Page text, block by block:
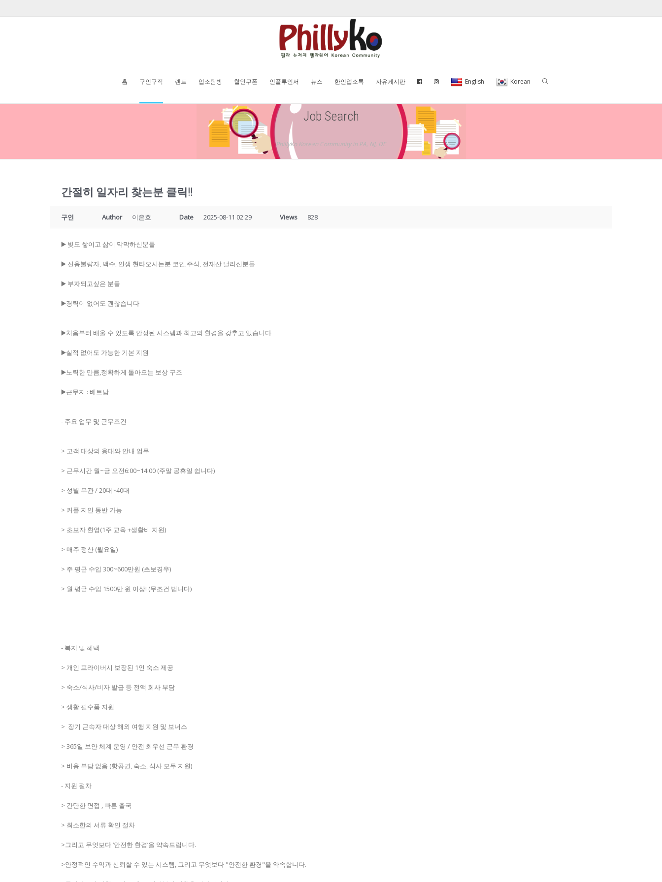
홈 구인구직 렌트 업소탐방 할인쿠폰 인플루언서 뉴스 한인업소록 자유게시판 English Korean
Job Search
PhillyKo Korean Community in PA, NJ, DE
간절히 일자리 찾는분 클릭!!
구인 Author 이은호 Date 2025-08-11 02:29 Views 828
▶️ 빚도 쌓이고 삶이 막막하신분들
▶️ 신용불량자, 백수, 인생 현타오시는분 코인,주식, 전재산 날리신분들
▶️ 부자되고싶은 분들
▶️경력이 없어도 괜찮습니다
▶️처음부터 배울 수 있도록 안정된 시스템과 최고의 환경을 갖추고 있습니다
▶️실적 없어도 가능한 기본 지원
▶️노력한 만큼,정확하게 돌아오는 보상 구조
▶️근무지 : 베트남
- 주요 업무 및 근무조건
> 고객 대상의 응대와 안내 업무
> 근무시간 월~금 오전6:00~14:00 (주말 공휴일 쉽니다)
> 성별 무관 / 20대~40대
> 커플.지인 동반 가능
> 초보자 환영(1주 교육 +생활비 지원)
> 매주 정산 (월요일)
> 주 평균 수입 300~600만원 (초보경우)
> 월 평균 수입 1500만 원 이상! (무조건 법니다)
- 복지 및 혜택
> ​​개인 프라이버시 보장된 1인 숙소 제공
> ​​숙소/식사/비자 발급 등 전액 회사 부담
> ​​생활 필수품 지원
> ​​ 장기 근속자 대상 해외 여행 지원 및 보너스
> ​​365일 보안 체계 운영 / 안전 최우선 근무 환경
> 비용 부담 없음 (항공권, 숙소, 식사 모두 지원)
- 지원 절차
> ​​간단한 면접 , 빠른 출국
> ​​최소한의 서류 확인 절차
>그리고 무엇보다 ‘안전한 환경’을 약속드립니다.
>안정적인 수익과 신뢰할 수 있는 시스템, 그리고 무엇보다 "안전한 환경"을 약속합니다.